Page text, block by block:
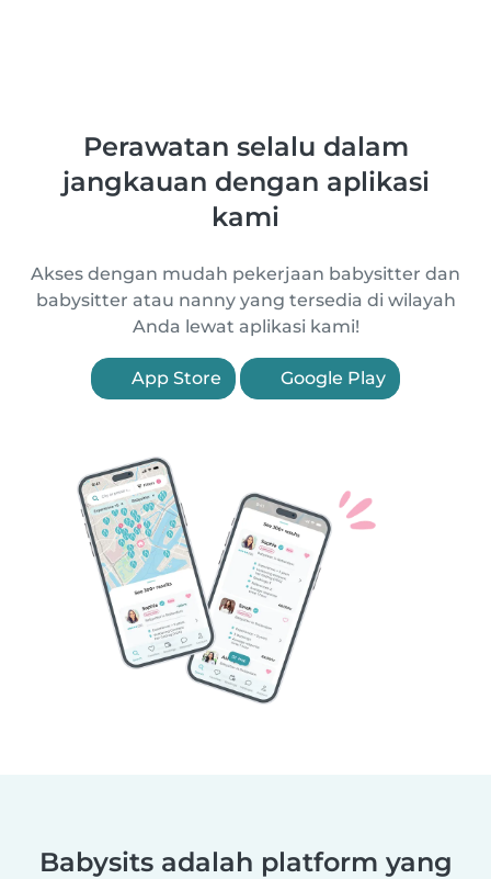
Perawatan selalu dalam
jangkauan dengan aplikasi
kami
Akses dengan mudah pekerjaan babysitter dan
babysitter atau nanny yang tersedia di wilayah
Anda lewat aplikasi kami!
App Store Google Play
Babysits adalah platform yang